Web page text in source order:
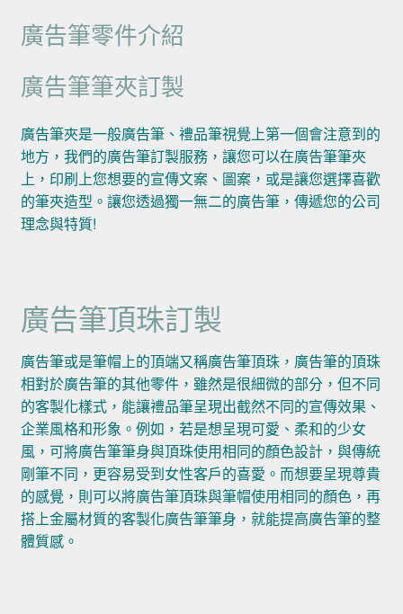
廣告筆零件介紹
廣告筆筆夾訂製
廣告筆夾是一般廣告筆、禮品筆視覺上第一個會注意到的
地方，我們的廣告筆訂製服務，讓您可以在廣告筆筆夾
上，印刷上您想要的宣傳文案、圖案，或是讓您選擇喜歡
的筆夾造型。讓您透過獨一無二的廣告筆，傳遞您的公司
理念與特質!
廣告筆頂珠訂製
廣告筆或是筆帽上的頂端又稱廣告筆頂珠，廣告筆的頂珠
相對於廣告筆的其他零件，雖然是很細微的部分，但不同
的客製化樣式，能讓禮品筆呈現出截然不同的宣傳效果、
企業風格和形象。例如，若是想呈現可愛、柔和的少女
風，可將廣告筆筆身與頂珠使用相同的顏色設計，與傳統
剛筆不同，更容易受到女性客戶的喜愛。而想要呈現尊貴
的感覺，則可以將廣告筆頂珠與筆帽使用相同的顏色，再
搭上金屬材質的客製化廣告筆筆身，就能提高廣告筆的整
體質感。